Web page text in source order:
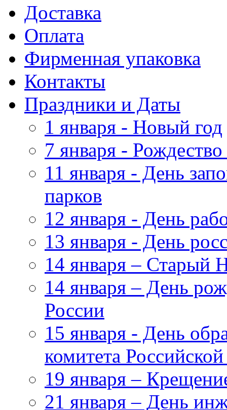
Доставка
Оплата
Фирменная упаковка
Контакты
Праздники и Даты
1 января - Новый год
7 января -
11 января - День
парков
12 января - День
13 января - День
14 января – Старый
14 января – День
России
15 января - День
комитета
19 января –
21 января – День